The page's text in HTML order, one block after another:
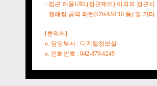
- 접근 허용URL(접근제어) 이외의 접근시
- 웹해킹 공격 패턴(OWASP10 등) 및 기
[문의처]
o. 담당부서 : 디지털정보실
o. 전화번호 : 042-879-6249